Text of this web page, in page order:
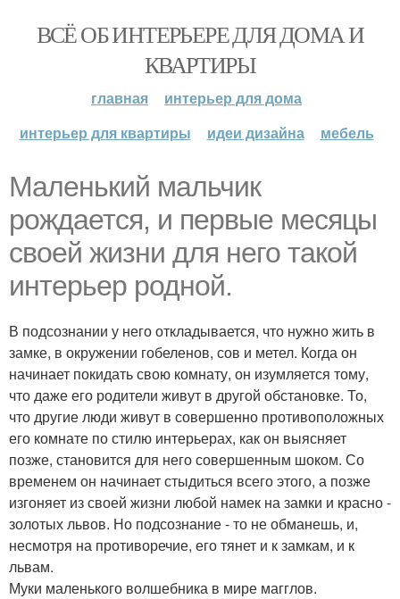
ВСЁ ОБ ИНТЕРЬЕРЕ ДЛЯ ДОМА И
КВАРТИРЫ
главная
интерьер для дома
интерьер для квартиры
идеи дизайна мебель
Маленький мальчик
рождается, и первые месяцы
своей жизни для него такой
интерьер родной.
В подсознании у него откладывается, что нужно жить в
замке, в окружении гобеленов, сов и метел. Когда он
начинает покидать свою комнату, он изумляется тому,
что даже его родители живут в другой обстановке. То,
что другие люди живут в совершенно противоположных
его комнате по стилю интерьерах, как он выясняет
позже, становится для него совершенным шоком. Со
временем он начинает стыдиться всего этого, а позже
изгоняет из своей жизни любой намек на замки и красно -
золотых львов. Но подсознание - то не обманешь, и,
несмотря на противоречие, его тянет и к замкам, и к
львам.
Муки маленького волшебника в мире магглов.